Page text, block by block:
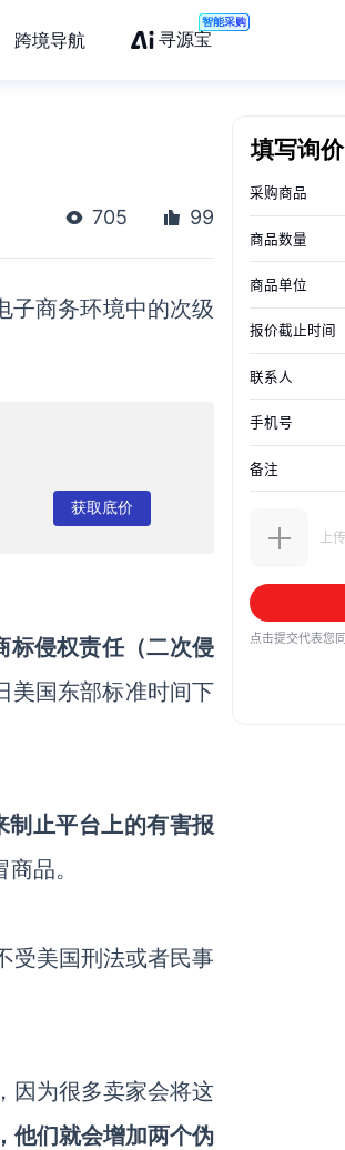
跨境导航 寻源宝
智能采购
705 99
子商务环境中的次级
获取底价
标侵权责任（二次侵
美国东部标准时间下
制止平台上的有害报
品。
受美国刑法或者民事
因为很多卖家会将这
他们就会增加两个伪
填写询价